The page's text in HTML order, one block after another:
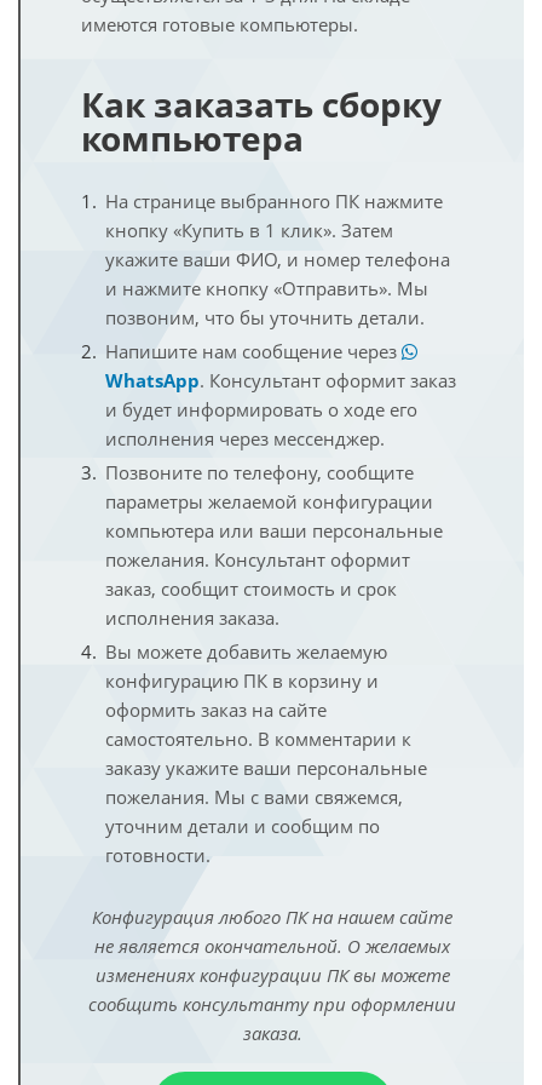
имеются готовые компьютеры.
Как заказать сборку
компьютера
На странице выбранного ПК нажмите
кнопку «Купить в 1 клик». Затем
укажите ваши ФИО, и номер телефона
и нажмите кнопку «Отправить». Мы
позвоним, что бы уточнить детали.
Напишите нам сообщение через
WhatsApp. Консультант оформит заказ
и будет информировать о ходе его
исполнения через мессенджер.
Позвоните по телефону, сообщите
параметры желаемой конфигурации
компьютера или ваши персональные
пожелания. Консультант оформит
заказ, сообщит стоимость и срок
исполнения заказа.
Вы можете добавить желаемую
конфигурацию ПК в корзину и
оформить заказ на сайте
самостоятельно. В комментарии к
заказу укажите ваши персональные
пожелания. Мы с вами свяжемся,
уточним детали и сообщим по
готовности.
Конфигурация любого ПК на нашем сайте
не является окончательной. О желаемых
изменениях конфигурации ПК вы можете
сообщить консультанту при оформлении
заказа.